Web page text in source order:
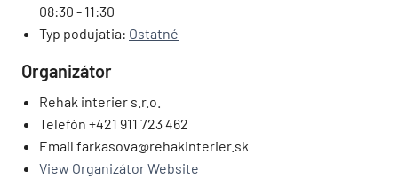
08:30 - 11:30
Typ podujatia: Ostatné
Organizátor
Rehak interier s.r.o.
Telefón +421 911 723 462
Email farkasova@rehakinterier.sk
View Organizátor Website